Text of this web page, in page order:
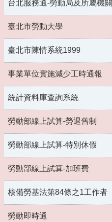
台北服務通-勞動局及所屬機關
臺北市勞動大學
臺北市陳情系統1999
事業單位實施減少工時通報
統計資料庫查詢系統
勞動部線上試算-勞退舊制
勞動部線上試算-特別休假
勞動部線上試算-加班費
核備勞基法第84條之1工作者
勞動即時通